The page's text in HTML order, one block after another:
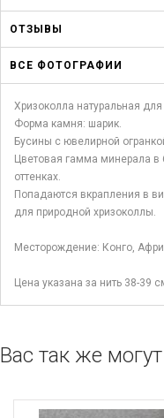
ОТЗЫВЫ
ВСЕ ФОТОГРАФИИ
Хризоколла натуральная
Форма камня: шарик.
Бусины с ювелирной
Цветовая гамма минерала в
оттенках.
Попадаются вкрапления в
для природной хризоколлы.
Месторождение: Конго,
Цена указана за нить 38-39
Вас так же